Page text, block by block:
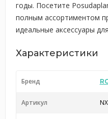
годы. Посетите
полным ассортиментом
идеальные аксессуары
Характеристики
Бренд
Артикул